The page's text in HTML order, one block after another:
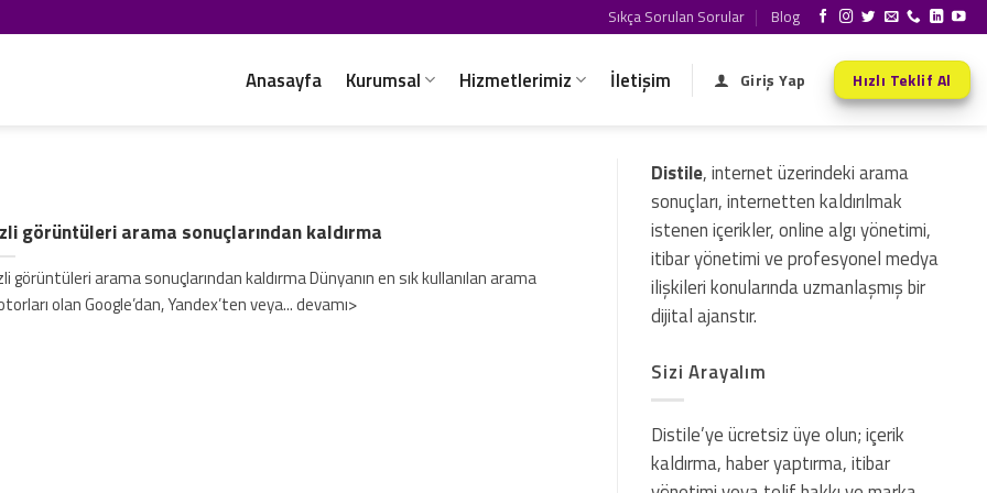
Sıkça Sorulan Sorular Blog
Anasayfa Kurumsal Hizmetlerimiz İletişim Giriş Yap Hızlı Teklif Al
görüntüleri arama sonuçlarından kaldırma
görüntüleri arama sonuçlarından kaldırma Dünyanın en sık kullanılan arama
olan Google’dan, Yandex’ten veya... devamı>
Distile, internet üzerindeki arama
sonuçları, internetten kaldırılmak
istenen içerikler, online algı yönetimi,
itibar yönetimi ve profesyonel medya
ilişkileri konularında uzmanlaşmış bir
dijital ajanstır.
Sizi Arayalım
Distile’ye ücretsiz üye olun; içerik
kaldırma, haber yaptırma, itibar